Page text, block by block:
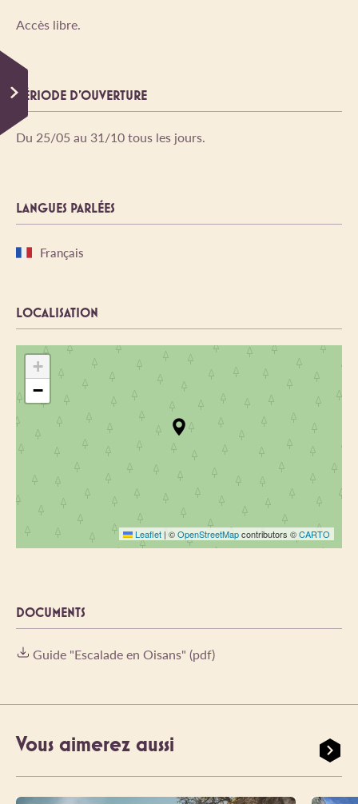
Accès libre.
PÉRIODE D'OUVERTURE
Du 25/05 au 31/10 tous les jours.
LANGUES PARLÉES
Français
LOCALISATION
+
−
Leaflet | ©OpenStreetMapcontributors ©CARTO
DOCUMENTS
Guide "Escalade en Oisans" (pdf)
Vous aimerez aussi